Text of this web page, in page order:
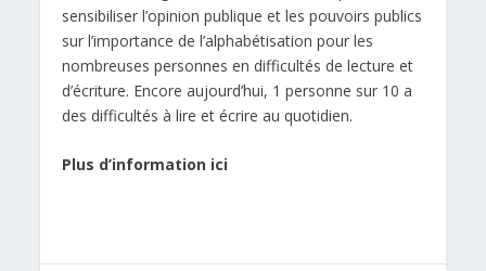
sensibiliser l’opinion publique et les pouvoirs publics
sur l’importance de l’alphabétisation pour les
nombreuses personnes en difficultés de lecture et
d’écriture. Encore aujourd’hui, 1 personne sur 10 a
des difficultés à lire et écrire au quotidien.
Plus d’information ici